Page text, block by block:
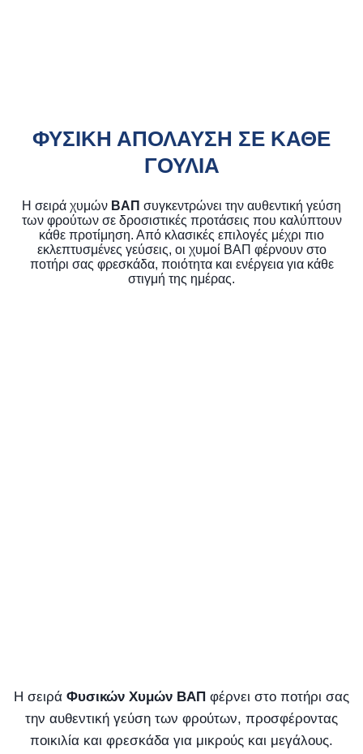
ΦΥΣΙΚΗ ΑΠΟΛΑΥΣΗ ΣΕ ΚΑΘΕ
ΓΟΥΛΙΑ
Η σειρά χυμών ΒΑΠ συγκεντρώνει την αυθεντική γεύση
των φρούτων σε δροσιστικές προτάσεις που καλύπτουν
κάθε προτίμηση. Από κλασικές επιλογές μέχρι πιο
εκλεπτυσμένες γεύσεις, οι χυμοί ΒΑΠ φέρνουν στο
ποτήρι σας φρεσκάδα, ποιότητα και ενέργεια για κάθε
στιγμή της ημέρας.
Η σειρά Φυσικών Χυμών ΒΑΠ φέρνει στο ποτήρι σας
την αυθεντική γεύση των φρούτων, προσφέροντας
ποικιλία και φρεσκάδα για μικρούς και μεγάλους.